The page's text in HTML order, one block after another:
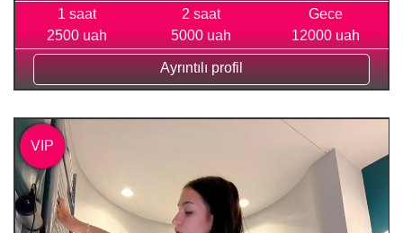
1 saat
2500 uah
2 saat
5000 uah
Gece
12000 uah
Ayrıntılı profil
VIP